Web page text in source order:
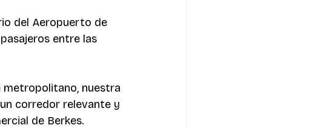
del Aeropuerto de
entre las
metropolitano, nuestra
corredor relevante y
de Berkes.